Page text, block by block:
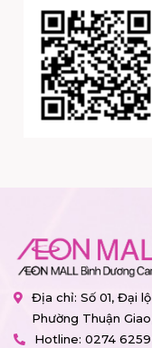
Địa chỉ: Số 01, Đại
Phường Thuận
Hotline: 0274 6259